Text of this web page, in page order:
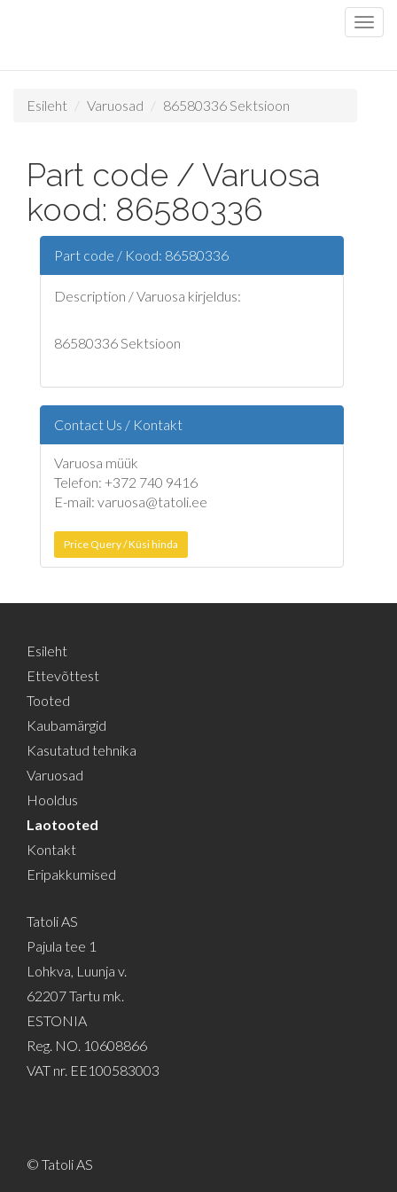
Esileht Varuosad 86580336 Sektsioon
Part code / Varuosa
kood: 86580336
Part code / Kood: 86580336
Description / Varuosa kirjeldus:
86580336 Sektsioon
Contact Us / Kontakt
Varuosa müük
Telefon: +372 740 9416
E-mail: varuosa@tatoli.ee
Price Query / Küsi hinda
Esileht
Ettevõttest
Tooted
Kaubamärgid
Kasutatud tehnika
Varuosad
Hooldus
Laotooted
Kontakt
Eripakkumised
Tatoli AS
Pajula tee 1
Lohkva, Luunja v.
62207 Tartu mk.
ESTONIA
Reg. NO. 10608866
VAT nr. EE100583003
© Tatoli AS